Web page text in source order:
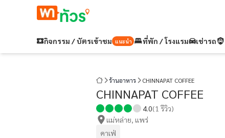
กิจกรรม / บัตรเข้าชม แนะนำ ที่พัก / โรงแรม เช่ารถ
ร้านอาหาร CHINNAPAT COFFEE
CHINNAPAT COFFEE
4.0(1 รีวิว)
แม่หล่าย, แพร่
คาเฟ่